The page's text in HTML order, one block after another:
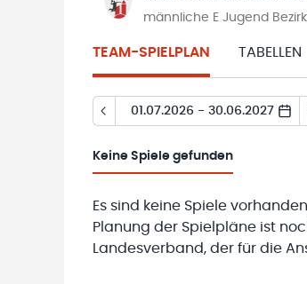
männliche E Jugend
TEAM-SPIELPLAN TABELLEN
01.07.2026 - 30.06.2027
Keine Spiele gefunden
Es sind keine Spiele
Planung der Spielpläne ist
Landesverband, der für die